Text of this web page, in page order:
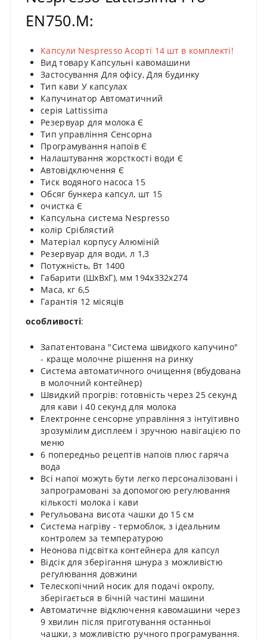
EN750.M:
Капсули Nespresso Асорті 14 шт в комплекті!
Вид товару Капсульні кавомашини
Застосування Для офісу, Для будинку
Тип кави У капсулах
Капучинатор Автоматичний
серія Lattissima
Резервуар для молока Є
Тип управління Сенсорна
Програмування напоїв Є
Налаштування жорсткості води Є
Автовідключення Є
Тиск водяного насоса 15
Обсяг бункера капсул, шт 15
очистка Є
Капсульна система Nespresso
колір Сріблястий
Матеріал корпусу Алюміній
Резервуар для води, л 1,3
Потужність, Вт 1400
Габарити (ШхВхГ), мм 194x332x274
Маса, кг 6,5
Гарантія 12 місяців
особливості:
Запатентована "Система швидкого капучино"
- краще молочне рішення на ринку
Система автоматичного очищення (вбудована
в молочний контейнер)
Швидкий прогрів: готовність через 25 секунд
для кави і 40 секунд для молока
Електронне сенсорне управління з інтуїтивно
зрозумілим дисплеєм і зручною навігацією по
меню
6 попередньо рецептів напоїв плюс гаряча
вода
Всі напої можуть бути легко персоналізовані і
запрограмовані за допомогою регулювання
кількості молока і кави
Регульована висота чашки до 15 см
Система нагріву - термоблок, з ідеальним
контролем за температурою
Неонова підсвітка контейнера для капсул
Відсік для зберігання шнура з можливістю
регулювання довжини
Телескопічний носик для подачі окропу,
зберігається в бічній частині машини
Автоматичне відключення кавомашини через
9 хвилин після приготування останньої
чашки, з можливістю ручного програмування.